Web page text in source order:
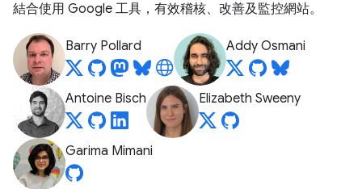
結合使用 Google 工具，有效稽核、改善及監控網站。
Barry Pollard Addy Osmani
Antoine Bisch Elizabeth Sweeny
Garima Mimani